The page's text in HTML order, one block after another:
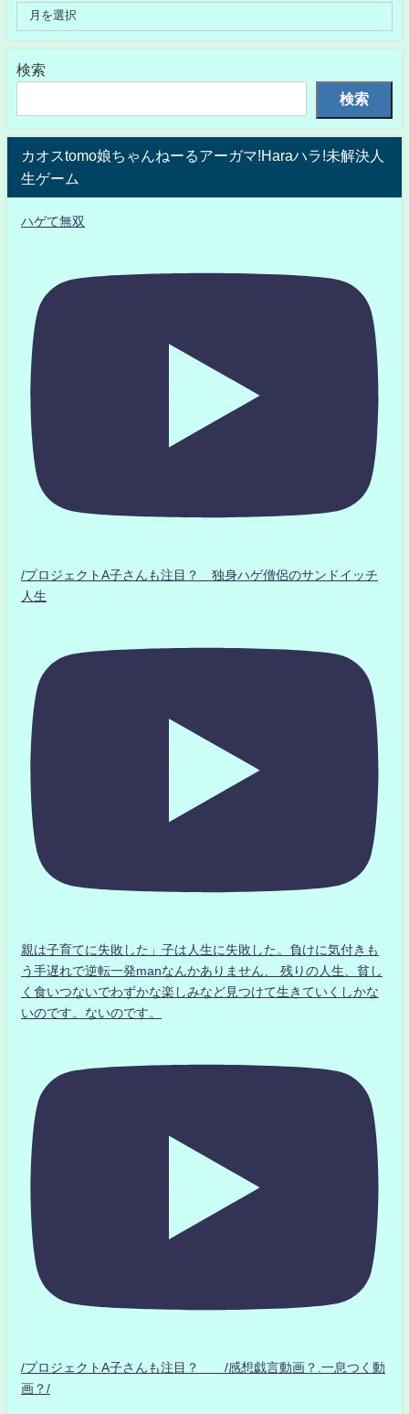
検索
検索
カオスtomo娘ちゃんねーるアーガマ!Haraハラ!未解決人
生ゲーム
ハゲて無双
/プロジェクトA子さんも注目？ 独身ハゲ僧侶のサンドイッチ
人生
親は子育てに失敗した」子は人生に失敗した。負けに気付きも
う手遅れで逆転一発manなんかありません、 残りの人生、貧し
く食いつないでわずかな楽しみなど見つけて生きていくしかな
いのです。ないのです。
/プロジェクトA子さんも注目？ /感想戯言動画？.一息つく動
画？/